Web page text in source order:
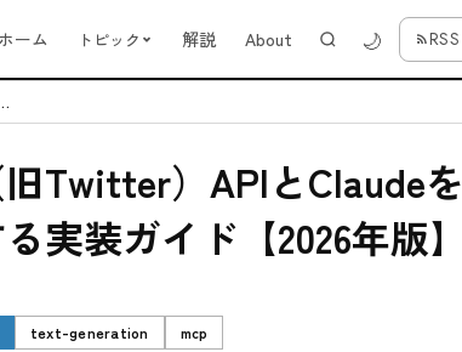
ホーム トピック 解説 About 🌙 RSS
をMCPで自動化す...
Twitter）APIとClaudeを
実装ガイド【2026年版】
text-generation mcp